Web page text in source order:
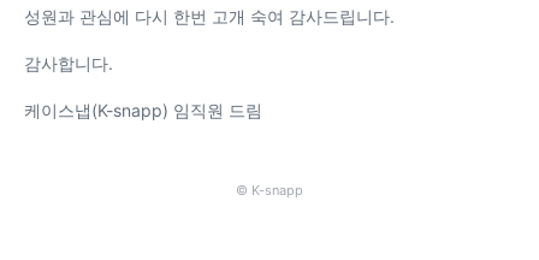
성원과 관심에 다시 한번 고개 숙여 감사드립니다.
감사합니다.
케이스냅(K-snapp) 임직원 드림
© K-snapp